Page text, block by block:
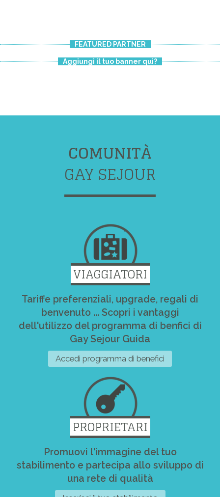
FEATURED PARTNER
Aggiungi il tuo banner qui?
COMUNITÀ
GAY SEJOUR
VIAGGIATORI
Tariffe preferenziali, upgrade, regali di
benvenuto ... Scopri i vantaggi
dell'utilizzo del programma di benfici di
Gay Sejour Guida
Accedi programma di benefici
PROPRIETARI
Promuovi l'immagine del tuo
stabilimento e partecipa allo sviluppo di
una rete di qualità